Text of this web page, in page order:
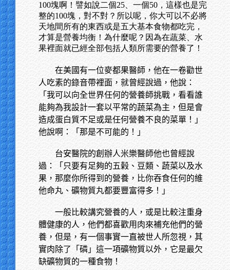
100塊啊！譬如說二個25、一個50，這樣也是完
整的100塊，對不對？所以呢，你大可以不必將
天地間所有的東西或是五大基本食物都吃完，
才算是營養均衡！為什麼呢？因為在蔬菜、水
果裡面就已經全部包括人類所需要的營養了！
在美國有一位麥都果醫師，他在一卷勸世
人吃素的錄音帶裡面，就曾經說過，他說：
「我可以向全世界任何的營養師挑戰，看看誰
能夠為我設計一套以平常的蔬菜為主，但是會
造成蛋白質不足或是任何營養不良的菜單！」
他說啊：「那是不可能的！」
台安醫院的創辦人米樂醫師他也曾經說
過：「只要有足夠的五榖、豆類、蔬菜以及水
果，那麼你所得到的營養，比你吞食任何的維
他命丸、礦物質丸都要豐富得多！」
一般比較講究營養的人，或是比較注重身
體健康的人，他們都喜歡用肉來補充他們的營
養，但是，有一個事實一直被世人所忽視，其
實肉除了「磷」這一項礦物質以外，它是最欠
缺礦物質的一種食物！